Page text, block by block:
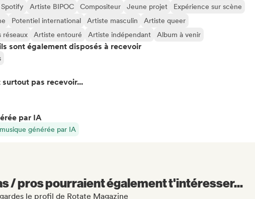
Spotify Artiste BIPOC Compositeur Jeune projet
Expérience sur scène
Potentiel international Artiste masculin
Artiste queer
réseaux
Artiste entouré Artiste indépendant Album à venir
sont également disposés à recevoir
surtout pas recevoir...
par IA
générée par IA
/ pros pourraient également t'intéresser...
le profil de Rotate Magazine